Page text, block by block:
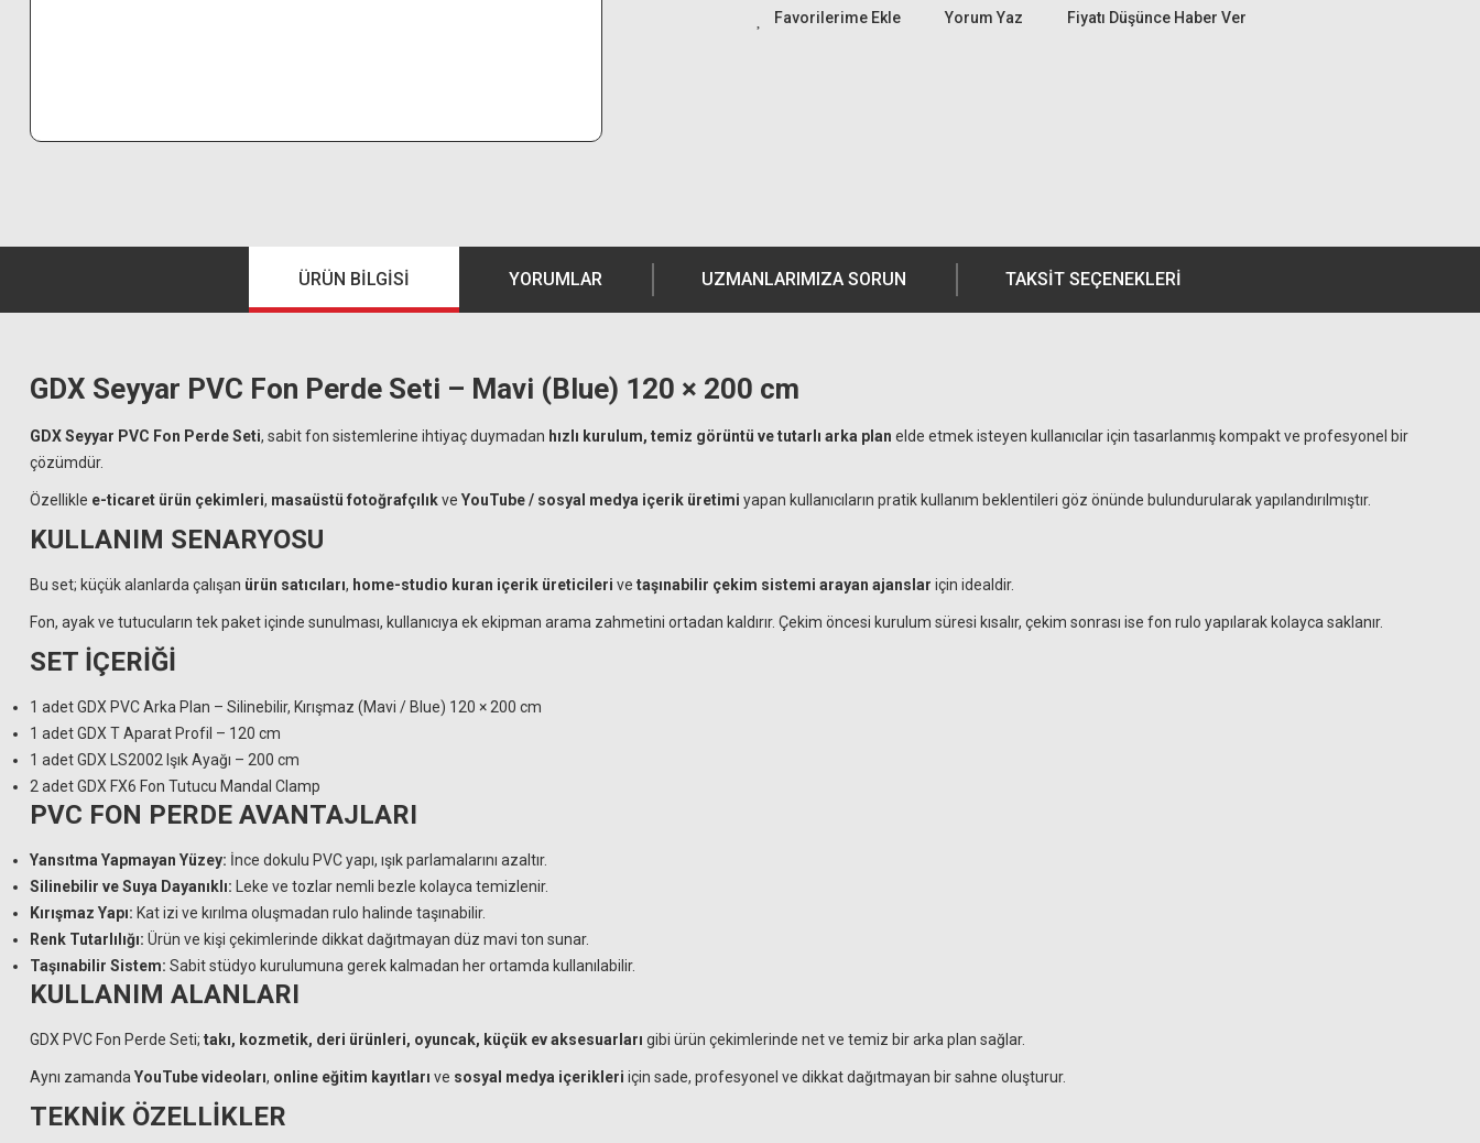
Yorum Yaz Fiyatı Düşünce Haber Ver
ÜRÜN BILGISI YORUMLAR UZMANLARIMIZA SORUN TAKSIT SEÇENEKLERI
GDX Seyyar PVC Fon Perde Seti – Mavi (Blue) 120 × 200 cm
GDX Seyyar PVC Fon Perde Seti, sabit fon sistemlerine ihtiyaç duymadan hızlı kurulum, temiz görüntü ve tutarlı arka plan elde etmek isteyen kullanıcılar için tasarlanmış kompakt ve profesyonel bir
çözümdür.
Özellikle e-ticaret ürün çekimleri, masaüstü fotoğrafçılıkve YouTube / sosyal medya içerik üretimi yapan kullanıcıların pratik kullanım beklentileri göz önünde bulundurularak yapılandırılmıştır.
KULLANIM SENARYOSU
Bu set; küçük alanlarda çalışan ürün satıcıları, home-studio kuran içerik üreticileri ve taşınabilir çekim sistemi arayan ajanslar için idealdir.
Fon, ayak ve tutucuların tek paket içinde sunulması, kullanıcıya ek ekipman arama zahmetini ortadan kaldırır. Çekim öncesi kurulum süresi kısalır, çekim sonrası ise fon rulo yapılarak kolayca saklanır.
SET İÇERİĞİ
1 adet GDX PVC Arka Plan – Silinebilir, Kırışmaz (Mavi / Blue) 120 × 200 cm
1 adet GDX T Aparat Profil – 120 cm
1 adet GDX LS2002 Işık Ayağı – 200 cm
2 adet GDX FX6 Fon Tutucu Mandal Clamp
PVC FON PERDE AVANTAJLARI
Yansıtma Yapmayan Yüzey: İnce dokulu PVC yapı, ışık parlamalarını azaltır.
Silinebilir ve Suya Dayanıklı: Leke ve tozlar nemli bezle kolayca temizlenir.
Kırışmaz Yapı: Kat izi ve kırılma oluşmadan rulo halinde taşınabilir.
Renk Tutarlılığı: Ürün ve kişi çekimlerinde dikkat dağıtmayan düz mavi ton sunar.
Taşınabilir Sistem: Sabit stüdyo kurulumuna gerek kalmadan her ortamda kullanılabilir.
KULLANIM ALANLARI
GDX PVC Fon Perde Seti; takı, kozmetik, deri ürünleri, oyuncak, küçük ev aksesuarları gibi ürün çekimlerinde net ve temiz bir arka plan sağlar.
Aynı zamanda YouTube videoları, online eğitim kayıtları ve sosyal medya içerikleri için sade, profesyonel ve dikkat dağıtmayan bir sahne oluşturur.
TEKNİK ÖZELLİKLER